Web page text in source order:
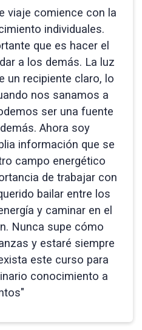
viaje comience con la
individuales.
que es hacer el
a los demás. La luz
un recipiente claro, lo
nos sanamos a
ser una fuente
Ahora soy
información que se
campo energético
de trabajar con
bailar entre los
y caminar en el
Nunca supe cómo
y estaré siempre
este curso para
conocimiento a